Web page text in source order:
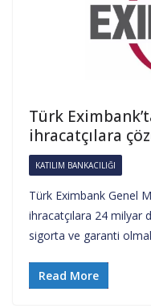
Türk
ihracatçılara
KATILIM BANKACILIĞI
Türk Eximbank Genel
ihracatçılara 24 milyar
sigorta ve garanti
Read More